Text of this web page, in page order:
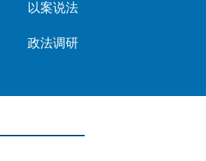
以案说法
政法调研